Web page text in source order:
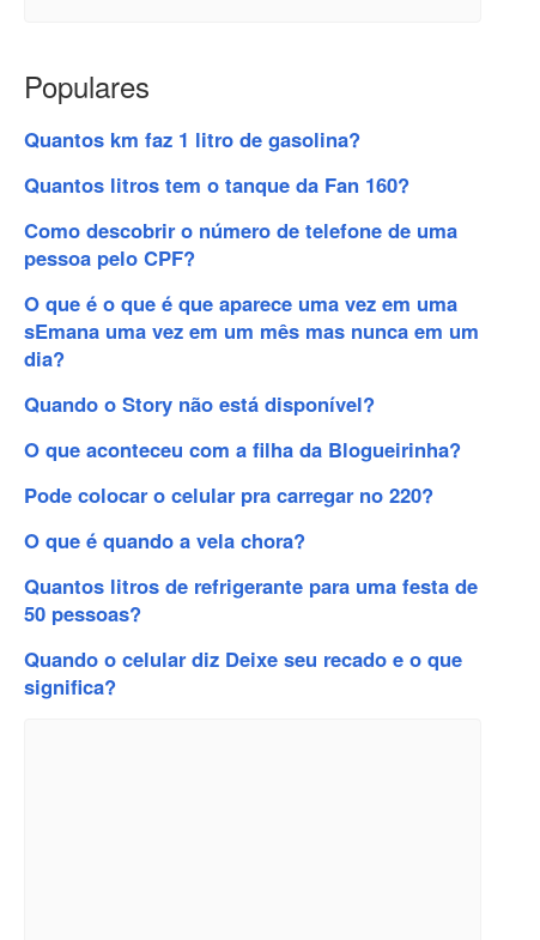
Populares
Quantos km faz 1 litro de gasolina?
Quantos litros tem o tanque da Fan 160?
Como descobrir o número de telefone de uma
pessoa pelo CPF?
O que é o que é que aparece uma vez em uma
sEmana uma vez em um mês mas nunca em um
dia?
Quando o Story não está disponível?
O que aconteceu com a filha da Blogueirinha?
Pode colocar o celular pra carregar no 220?
O que é quando a vela chora?
Quantos litros de refrigerante para uma festa de
50 pessoas?
Quando o celular diz Deixe seu recado e o que
significa?